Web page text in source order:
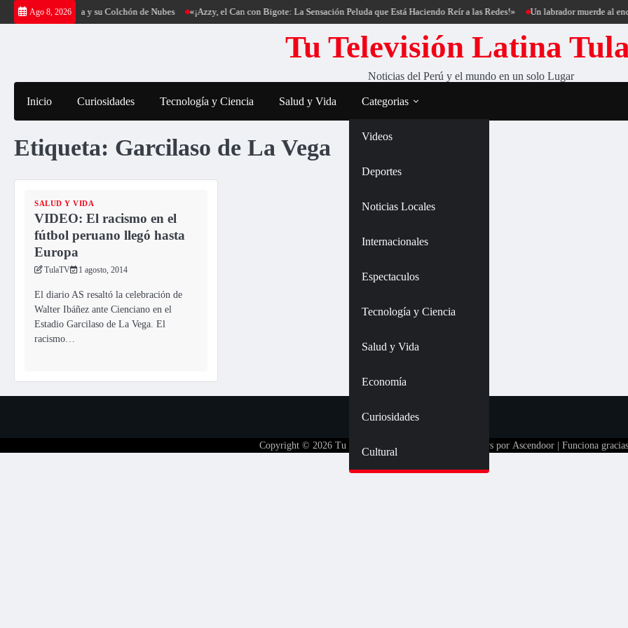
Saltar
al
Ago 8, 2026
al Cerro Cantería y su Colchón de Nubes «¡Azzy, el Can con Bigote: La Sensación Peluda que Está Haciendo Reír a las Redes!» Un labrador muerde al
Tu Televisión Latina
Noticias del Perú y el mundo en un solo Lugar
Inicio Curiosidades Tecnología y Ciencia Salud y Vida Categorias
Videos
Deportes
Noticias Locales
Internacionales
Espectaculos
Tecnología y Ciencia
Salud y Vida
Economía
Curiosidades
Cultural
Etiqueta: Garcilaso de La Vega
SALUD Y VIDA
VIDEO: El racismo en el
fútbol peruano llegó hasta
Europa
TulaTV 1 agosto, 2014
El diario AS resaltó la celebración de
Walter Ibáñez ante Cienciano en el
Estadio Garcilaso de La Vega. El
racismo…
Copyright © 2026 Tu Televisión Latina Tulatv | Ace News por Ascendoor| Funciona